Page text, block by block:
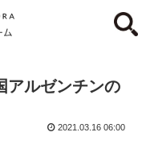
アルゼンチンの
2021.03.16 06:00